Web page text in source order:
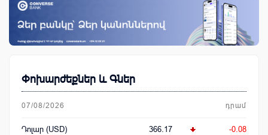
Փոխարժեքներ և Գներ
07/08/2026 դրամ
Դոլար (USD) 366.17 -0.08